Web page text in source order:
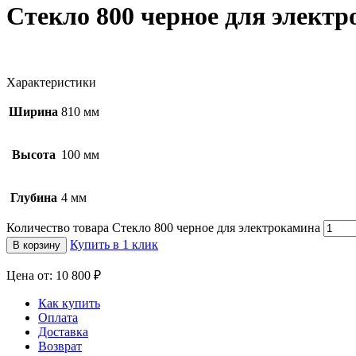
Стекло 800 черное для
Характеристики
Ширина 810 мм
Высота 100 мм
Глубина 4 мм
Количество товара Стекло 800 черное для электрокамина
В корзину Купить в 1 клик
Цена от: 10 800 ₽
Как купить
Оплата
Доставка
Возврат